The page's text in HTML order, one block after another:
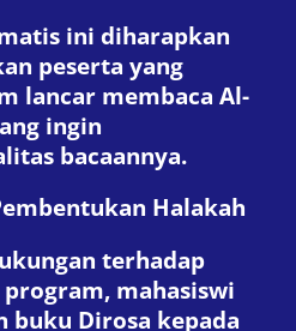
ini diharapkan
peserta yang
lancar membaca Al-
ingin
bacaannya.
Halakah
terhadap
mahasiswi
buku Dirosa kepada